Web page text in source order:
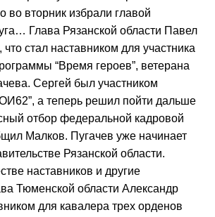
во вторник избрали главой
Глава Рязанской области Павел
стал наставником для участника
“Время героев”, ветерана
Сергей был участником
а теперь решил пойти дальше
отбор федеральной кадровой
Малков. Пугачев уже начинает
Рязанской области.
наставников и другие
Тюменской области Александр
для кавалера трех орденов